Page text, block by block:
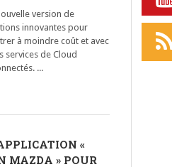
version de
innovantes pour
à moindre coût et avec
services de Cloud
...
«
MAZDA » POUR